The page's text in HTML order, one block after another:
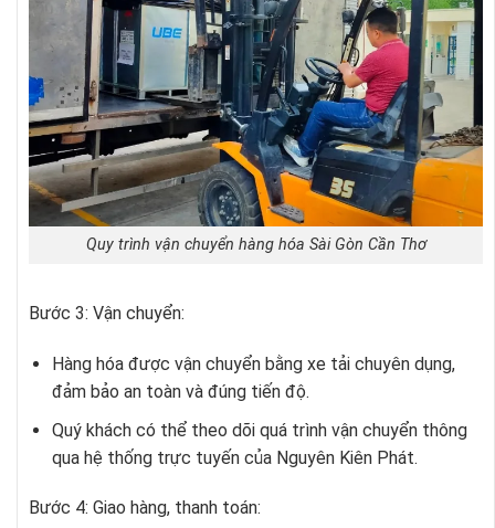
Quy trình vận chuyển hàng hóa Sài Gòn Cần Thơ
Bước 3: Vận chuyển:
Hàng hóa được vận chuyển bằng xe tải chuyên dụng,
đảm bảo an toàn và đúng tiến độ.
Quý khách có thể theo dõi quá trình vận chuyển thông
qua hệ thống trực tuyến của Nguyên Kiên Phát.
Bước 4: Giao hàng, thanh toán: